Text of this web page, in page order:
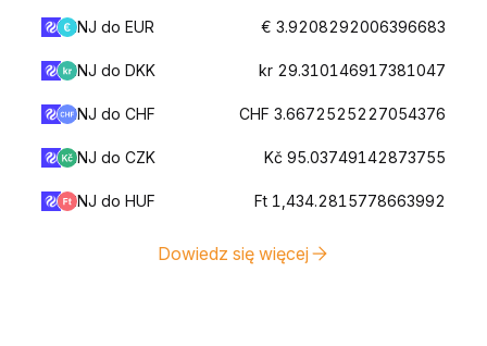
INJ do EUR € 3.9208292006396683
INJ do DKK kr 29.310146917381047
INJ do CHF CHF 3.6672525227054376
INJ do CZK Kč 95.03749142873755
INJ do HUF Ft 1,434.2815778663992
Dowiedz się więcej